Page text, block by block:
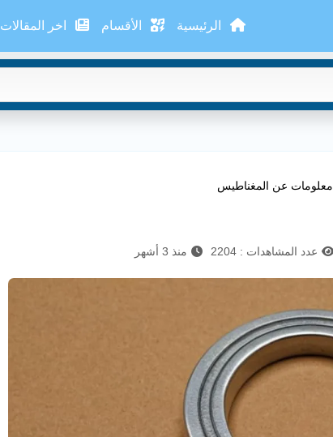
الرئيسية الأقسام اخر المقالات
معلومات عن المغناطيس
عدد المشاهدات : 2204 منذ 3 أشهر